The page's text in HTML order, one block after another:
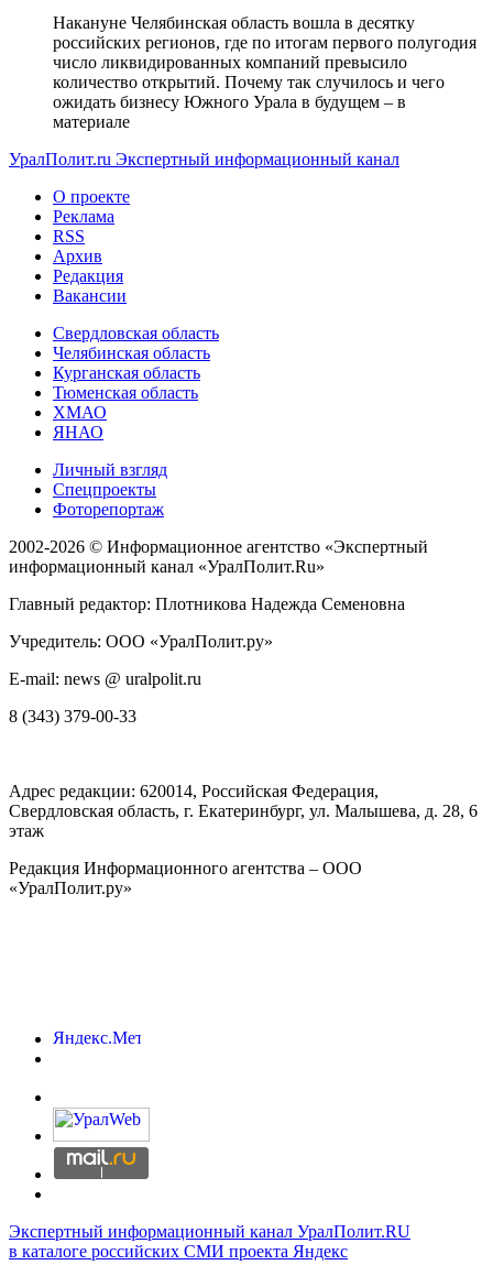
Накануне Челябинская область вошла в десятку
российских регионов, где по итогам первого полугодия
число ликвидированных компаний превысило
количество открытий. Почему так случилось и чего
ожидать бизнесу Южного Урала в будущем – в
материале
УралПолит.ru Экспертный информационный канал
О проекте
Реклама
RSS
Архив
Редакция
Вакансии
Свердловская область
Челябинская область
Курганская область
Тюменская область
ХМАО
ЯНАО
Личный взгляд
Спецпроекты
Фоторепортаж
2002-2026 © Информационное агентство «Экспертный
информационный канал «УралПолит.Ru»
Главный редактор: Плотникова Надежда Семеновна
Учредитель: ООО «УралПолит.ру»
E-mail: news @ uralpolit.ru
8 (343) 379-00-33
Адрес редакции: 620014, Российская Федерация,
Свердловская область, г. Екатеринбург, ул. Малышева, д. 28, 6
этаж
Редакция Информационного агентства – ООО
«УралПолит.ру»
Экспертный информационный канал УралПолит.RU
в каталоге российских СМИ проекта Яндекс